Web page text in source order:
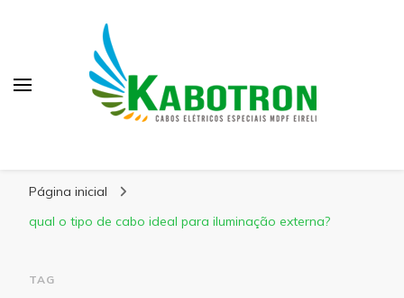
Página inicial
qual o tipo de cabo ideal para iluminação externa?
TAG